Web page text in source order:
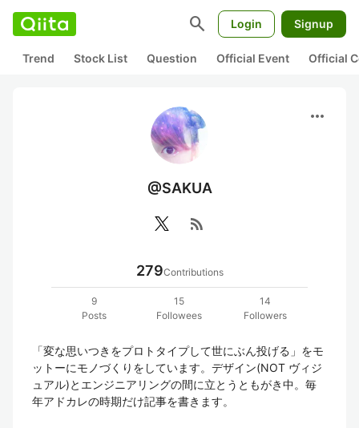
search Login Signup
Trend Stock List Question Official Event Official
more_horiz
@SAKUA
rss_feed
279Contributions
9
Posts
15
Followees
14
Followers
「変な思いつきをプロトタイプして世にぶん投げる」をモ
ットーにモノづくりをしています。デザイン(NOT ヴィジ
ュアル)とエンジニアリングの間に立とうともがき中。毎
年アドカレの時期だけ記事を書きます。